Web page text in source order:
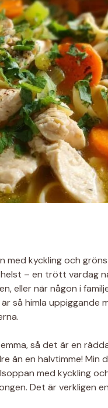
med kyckling och
– en trött vardag
eller när någon i
så himla uppiggande
så det är en
än en halvtimme!
med kyckling
Det är verkligen